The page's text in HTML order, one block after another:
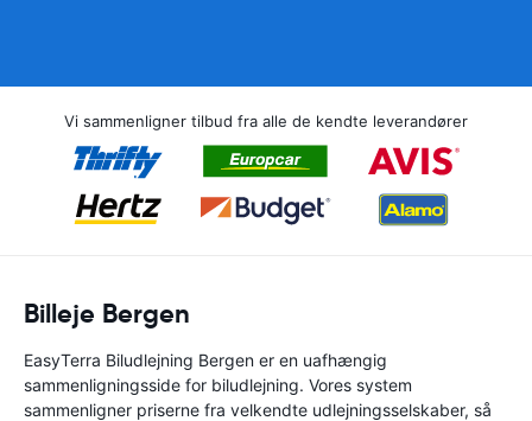
Vi sammenligner tilbud fra alle de kendte leverandører
Billeje Bergen
EasyTerra Biludlejning Bergen er en uafhængig
sammenligningsside for biludlejning. Vores system
sammenligner priserne fra velkendte udlejningsselskaber, så